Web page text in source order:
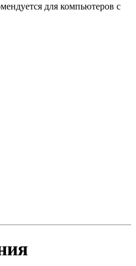
для компьютеров с